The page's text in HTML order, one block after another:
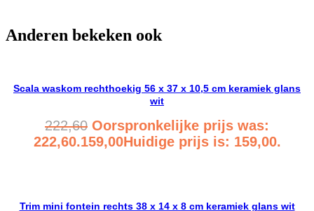
Anderen bekeken ook
Scala waskom rechthoekig 56 x 37 x 10,5 cm keramiek glans
wit
222,60 Oorspronkelijke prijs was:
222,60.159,00Huidige prijs is: 159,00.
Trim mini fontein rechts 38 x 14 x 8 cm keramiek glans wit